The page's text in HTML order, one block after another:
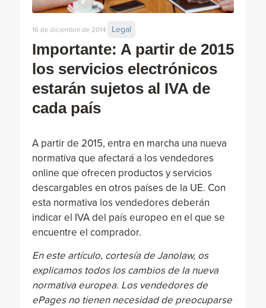
Importante: A partir de 2015
los servicios electrónicos
estarán sujetos al IVA de
cada país
16 de diciembre de 2014 Legal
A partir de 2015, entra en marcha una nueva
normativa que afectará a los vendedores
online que ofrecen productos y servicios
descargables en otros países de la UE. Con
esta normativa los vendedores deberán
indicar el IVA del país europeo en el que se
encuentre el comprador.
En este artículo, cortesía de Janolaw, os
explicamos todos los cambios de la nueva
normativa europea. Los vendedores de
ePages no tienen necesidad de preocuparse